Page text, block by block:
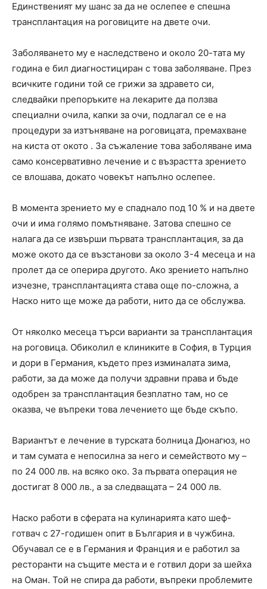
Единственият му шанс за да не ослепее е спешна
трансплантация на роговиците на двете очи.
Заболяването му е наследствено и около 20-тата му
година е бил диагностициран с това заболяване. През
всичките години той се грижи за здравето си,
следвайки препоръките на лекарите да ползва
специални очила, капки за очи, подлагал се е на
процедури за изтъняване на роговицата, премахване
на киста от окото . За съжаление това заболяване има
само консервативно лечение и с възрастта зрението
се влошава, докато човекът напълно ослепее.
В момента зрението му е спаднало под 10 % и на двете
очи и има голямо помътняване. Затова спешно се
налага да се извърши първата трансплантация, за да
може окото да се възстанови за около 3-4 месеца и на
пролет да се оперира другото. Ако зрението напълно
изчезне, трансплантацията става още по-сложна, а
Наско нито ще може да работи, нито да се обслужва.
От няколко месеца търси варианти за трансплантация
на роговица. Обиколил е клиниките в София, в Турция
и дори в Германия, където през изминалата зима,
работи, за да може да получи здравни права и бъде
одобрен за трансплантация безплатно там, но се
оказва, че въпреки това лечението ще бъде скъпо.
Вариантът е лечение в турската болница Дюнагюз, но
и там сумата е непосилна за него и семейството му –
по 24 000 лв. на всяко око. За първата операция не
достигат 8 000 лв., а за следващата – 24 000 лв.
Наско работи в сферата на кулинарията като шеф-
готвач с 27-годишен опит в България и в чужбина.
Обучавал се е в Германия и Франция и е работил за
ресторанти на същите места и е готвил дори за шейха
на Оман. Той не спира да работи, въпреки проблемите